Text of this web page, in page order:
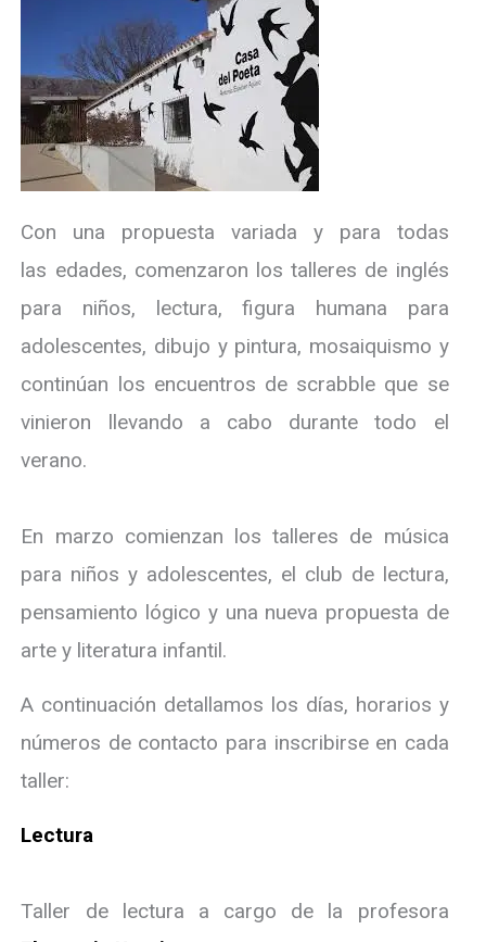
Con una propuesta variada y para todas
las edades, comenzaron los talleres de inglés
para niños, lectura, figura humana para
adolescentes, dibujo y pintura, mosaiquismo y
continúan los encuentros de scrabble que se
vinieron llevando a cabo durante todo el
verano.
En marzo comienzan los talleres de música
para niños y adolescentes, el club de lectura,
pensamiento lógico y una nueva propuesta de
arte y literatura infantil.
A continuación detallamos los días, horarios y
números de contacto para inscribirse en cada
taller:
Lectura
Taller de lectura a cargo de la profesora